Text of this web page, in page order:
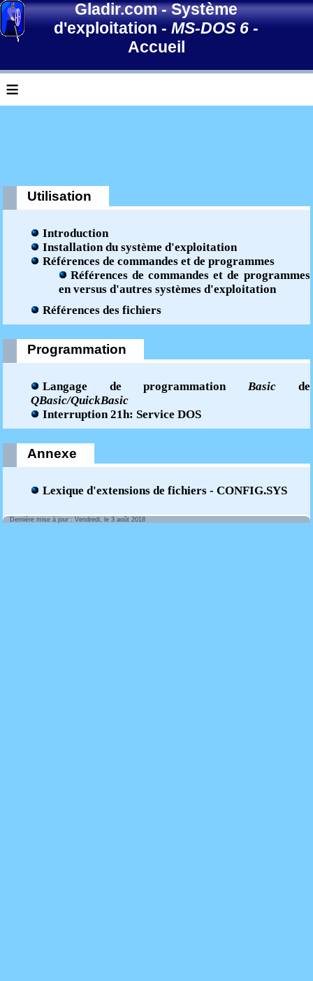
Gladir.com-Système
d'exploitation -MS-DOS 6 -
Accueil
≡
Utilisation
Introduction
Installation du système d'exploitation
Références de commandes et de programmes
Références de commandes et de programmes
en versus d'autres systèmes d'exploitation
Références des fichiers
Programmation
Langage de programmation Basic de
QBasic/QuickBasic
Interruption 21h: Service DOS
Annexe
Lexique d'extensions de fichiers - CONFIG.SYS
Dernière mise à jour : Vendredi, le 3 août 2018